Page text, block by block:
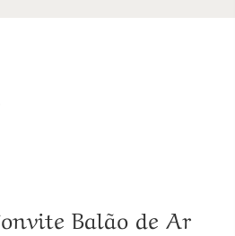
Balão de Ar